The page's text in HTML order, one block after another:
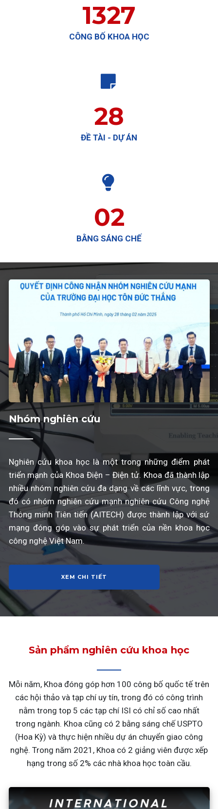
1327
CÔNG BỐ KHOA HỌC

28
ĐỀ TÀI - DỰ ÁN

02
BẰNG SÁNG CHẾ
Nhóm nghiên cứu
Nghiên cứu khoa học là một trong những điểm phát
triển mạnh của Khoa Điện – Điện tử. Khoa đã thành lập
nhiều nhóm nghiên cứu đa dạng về các lĩnh vực, trong
đó có nhóm nghiên cứu mạnh nghiên cứu Công nghệ
Thông minh Tiên tiến (AITECH) được thành lập với sứ
mạng đóng góp vào sự phát triển của nền khoa học
công nghệ Việt Nam.
XEM CHI TIẾT
Sản phẩm nghiên cứu khoa học
Mỗi năm, Khoa đóng góp hơn 100 công bố quốc tế trên
các hội thảo và tạp chí uy tín, trong đó có công trình
nằm trong top 5 các tạp chí ISI có chỉ số cao nhất
trong ngành. Khoa cũng có 2 bằng sáng chế USPTO
(Hoa Kỳ) và thực hiện nhiều dự án chuyển giao công
nghệ. Trong năm 2021, Khoa có 2 giảng viên được xếp
hạng trong số 2% các nhà khoa học toàn cầu.